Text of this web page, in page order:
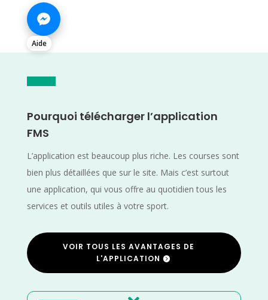
Aide
Pourquoi télécharger l’application
FMS
L’application est beaucoup plus riche. Les courses sont
bien plus détaillées que sur le site. Mais c’est surtout
une application, qui vous offre au quotidien tous les
services et outils utiles à votre sport.
VOIR TOUS LES AVANTAGES DE
L'APPLICATION